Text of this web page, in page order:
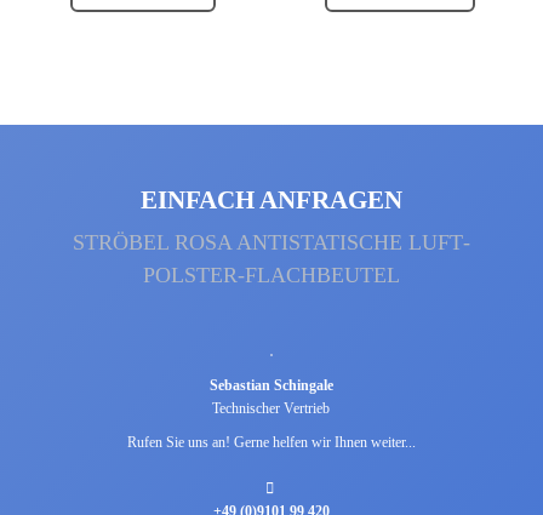
EINFACH ANFRAGEN
STRÖBEL ROSA ANTI­STATISCHE LUFT­
POLSTER-FLACH­BEUTEL
Sebastian Schingale
Technischer Vertrieb
Rufen Sie uns an! Gerne helfen wir Ihnen weiter...
+49 (0)9101 99 420